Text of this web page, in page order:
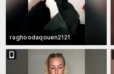
raghoodaqouen2121